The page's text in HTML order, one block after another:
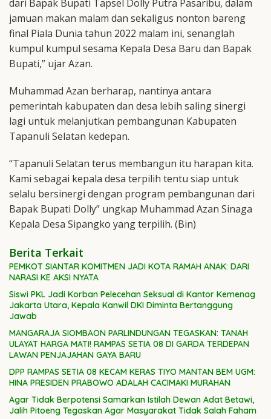
dari Bapak Bupati Tapsel Dolly Putra Pasaribu, dalam
jamuan makan malam dan sekaligus nonton bareng
final Piala Dunia tahun 2022 malam ini, senanglah
kumpul kumpul sesama Kepala Desa Baru dan Bapak
Bupati,” ujar Azan.
Muhammad Azan berharap, nantinya antara
pemerintah kabupaten dan desa lebih saling sinergi
lagi untuk melanjutkan pembangunan Kabupaten
Tapanuli Selatan kedepan.
“Tapanuli Selatan terus membangun itu harapan kita.
Kami sebagai kepala desa terpilih tentu siap untuk
selalu bersinergi dengan program pembangunan dari
Bapak Bupati Dolly” ungkap Muhammad Azan Sinaga
Kepala Desa Sipangko yang terpilih. (Bin)
Berita Terkait
PEMKOT SIANTAR KOMITMEN JADI KOTA RAMAH ANAK: DARI
NARASI KE AKSI NYATA
Siswi PKL Jadi Korban Pelecehan Seksual di Kantor Kemenag
Jakarta Utara, Kepala Kanwil DKI Diminta Bertanggung
Jawab
MANGARAJA SIOMBAON PARLINDUNGAN TEGASKAN: TANAH
ULAYAT HARGA MATI! RAMPAS SETIA 08 DI GARDA TERDEPAN
LAWAN PENJAJAHAN GAYA BARU
DPP RAMPAS SETIA 08 KECAM KERAS TIYO MANTAN BEM UGM:
HINA PRESIDEN PRABOWO ADALAH CACIMAKI MURAHAN
Agar Tidak Berpotensi Samarkan Istilah Dewan Adat Betawi,
Jalih Pitoeng Tegaskan Agar Masyarakat Tidak Salah Faham